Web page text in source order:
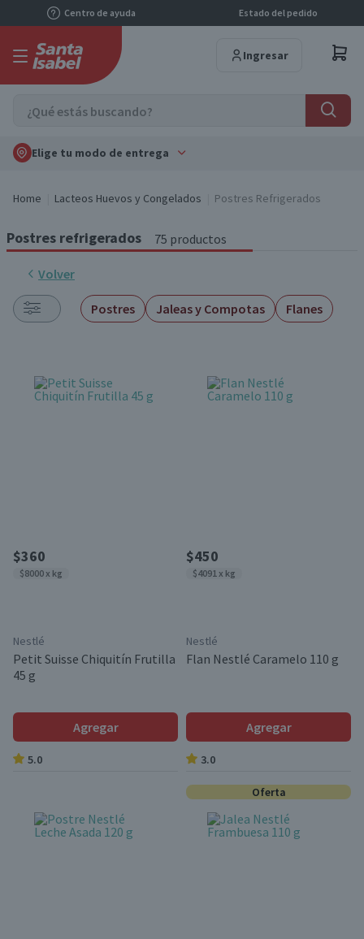
Centro de ayuda Estado del pedido
Ingresar
Elige tu modo de entrega
Home Lacteos Huevos y Congelados Postres Refrigerados
Postres refrigerados 75 productos
Volver
Postres Jaleas y Compotas Flanes
$360
$8000 x kg
Nestlé
Petit Suisse Chiquitín Frutilla
45 g
Agregar
5.0
$450
$4091 x kg
Nestlé
Flan Nestlé Caramelo 110 g
Agregar
3.0
Oferta